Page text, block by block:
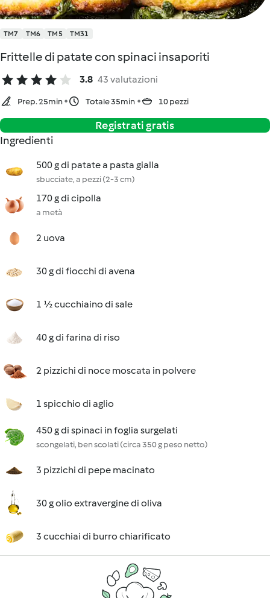
TM7 TM6 TM5 TM31
Frittelle di patate con spinaci insaporiti
3.8 43 valutazioni
Prep. 25min Totale 35min 10 pezzi
Registrati gratis
Ingredienti
500 g di patate a pasta gialla
sbucciate, a pezzi (2-3 cm)
170 g di cipolla
a metà
2 uova
30 g di fiocchi di avena
1 ½ cucchiaino di sale
40 g di farina di riso
2 pizzichi di noce moscata in polvere
1 spicchio di aglio
450 g di spinaci in foglia surgelati
scongelati, ben scolati (circa 350 g peso netto)
3 pizzichi di pepe macinato
30 g olio extravergine di oliva
3 cucchiai di burro chiarificato